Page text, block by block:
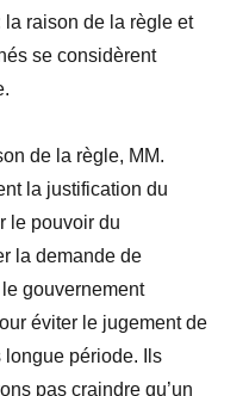
raison de la règle et
se considèrent
de la règle, MM.
la justification du
le pouvoir du
la demande de
gouvernement
éviter le jugement de
longue période. Ils
pas craindre qu’un